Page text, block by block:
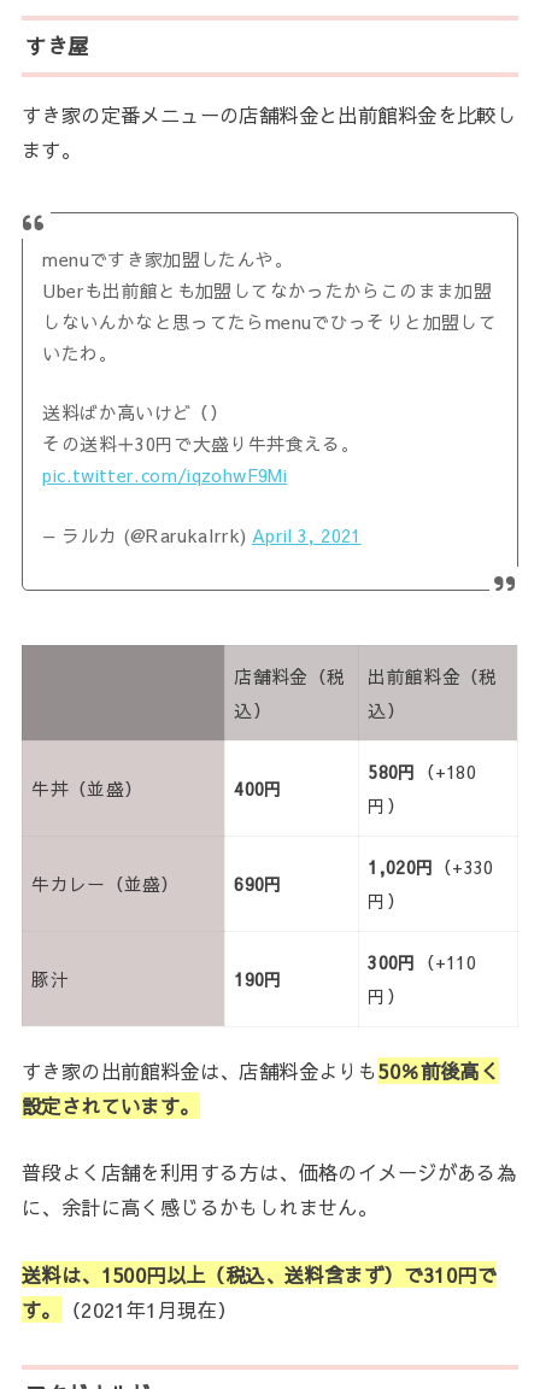
すき屋
すき家の定番メニューの店舗料金と出前館料金を比較し
ます。
menuですき家加盟したんや。
Uberも出前館とも加盟してなかったからこのまま加盟
しないんかなと思ってたらmenuでひっそりと加盟して
いたわ。
送料ばか高いけど（）
その送料＋30円で大盛り牛丼食える。
pic.twitter.com/iqzohwF9Mi
— ラルカ (@RarukaIrrk) April 3, 2021
店舗料金（税
込）
出前館料金（税
込）
牛丼（並盛） 400円
580円 （+180
円）
牛カレー（並盛） 690円
1,020円 （+330
円）
豚汁 190円
300円 （+110
円）
すき家の出前館料金は、店舗料金よりも50％前後高く
設定されています。
普段よく店舗を利用する方は、価格のイメージがある為
に、余計に高く感じるかもしれません。
送料は、1500円以上（税込、送料含まず）で310円で
す。
（2021年1月現在）